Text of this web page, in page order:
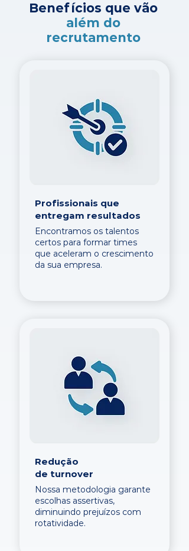
Benefícios que vão
além do
recrutamento
Profissionais que
entregam resultados
Encontramos os talentos
certos para formar times
que aceleram o crescimento
da sua empresa.
Redução
de turnover
Nossa metodologia garante
escolhas assertivas,
diminuindo prejuízos com
rotatividade.